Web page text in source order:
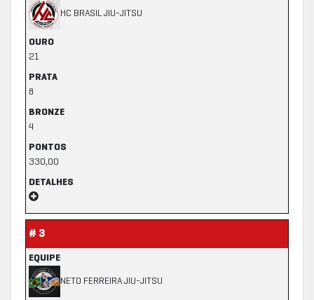
HC BRASIL JIU-JITSU
OURO
21
PRATA
8
BRONZE
4
PONTOS
330,00
DETALHES
# 3
EQUIPE
NETO FERREIRA JIU-JITSU